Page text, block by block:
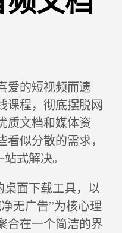
爱的短视频而遗
课程，彻底摆脱网
质文档和媒体资
似分散的需求，
式解决。
桌面下载工具，以
无广告”为核心理
合在一个简洁的界